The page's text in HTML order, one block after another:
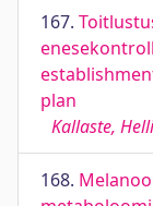
167.
plan
Kallaste,
168.